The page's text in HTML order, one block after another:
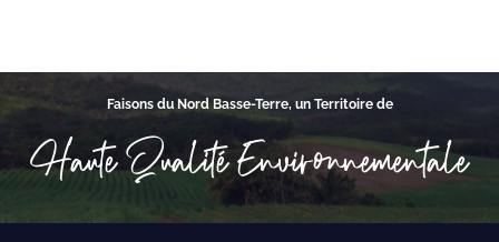
Faisons du Nord Basse-Terre, un Territoire de
Haute Qualité Environnementale